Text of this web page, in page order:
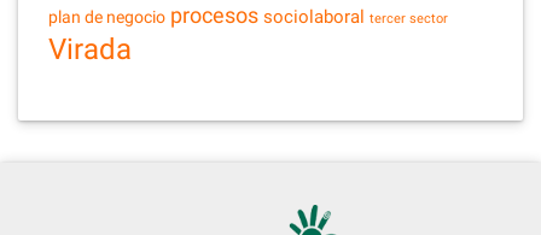
plan de negocio procesos sociolaboral tercer sector
Virada